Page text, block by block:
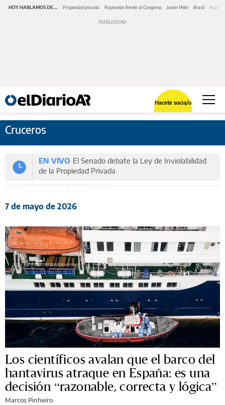
HOY HABLAMOS DE... Propiedad privada Represión frente al Congreso Javier Milei Brasil Huawei
Hacete socia/o
Cruceros
EN VIVO El Senado debate la Ley de Inviolabilidad
de la Propiedad Privada
7 de mayo de 2026
Los científicos avalan que el barco del
hantavirus atraque en España: es una
decisión “razonable, correcta y lógica”
Marcos Pinheiro